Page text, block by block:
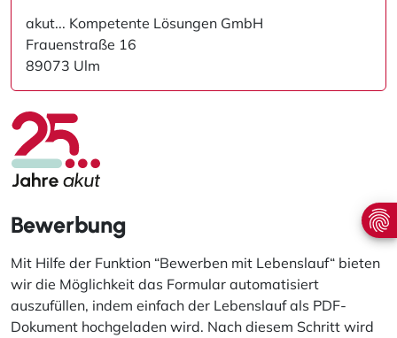
akut... Kompetente Lösungen GmbH
Frauenstraße 16
89073 Ulm
Bewerbung
Mit Hilfe der Funktion “Bewerben mit Lebenslauf“ bieten
wir die Möglichkeit das Formular automatisiert
auszufüllen, indem einfach der Lebenslauf als PDF-
Dokument hochgeladen wird. Nach diesem Schritt wird